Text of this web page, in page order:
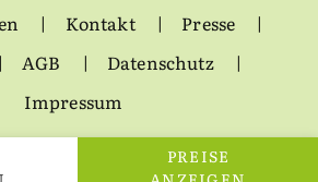
PREISE
Kontakt
Presse
AGB
Datenschutz
Impressum